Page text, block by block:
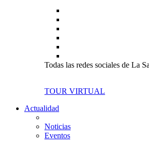
Todas las redes sociales de La
TOUR VIRTUAL
Actualidad
Noticias
Eventos